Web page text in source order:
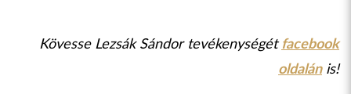
Kövesse Lezsák Sándor tevékenységétfacebook
oldalánis!